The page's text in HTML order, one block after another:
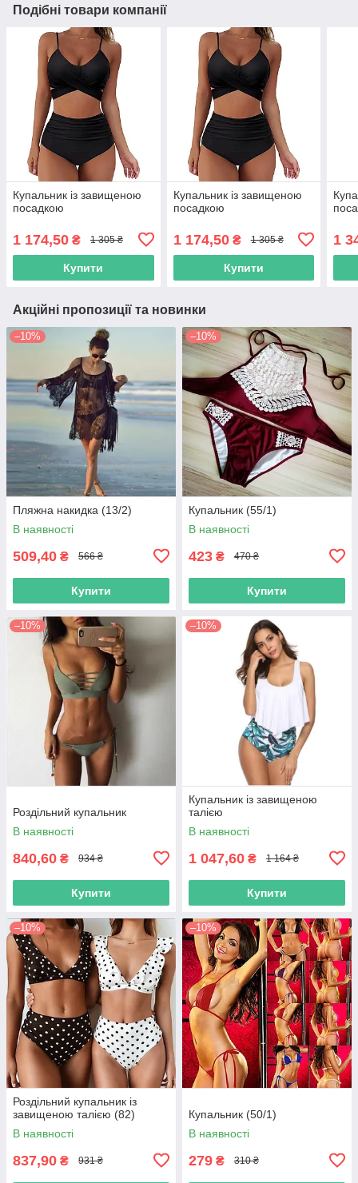
Подібні товари компанії
Купальник із завищеною
посадкою
1 174,50 ₴ 1 305 ₴
Купити
Купальник із завищеною
посадкою
1 174,50₴ 1 305 ₴
Купити
1
Акційні пропозиції та новинки
–10%
Пляжна накидка (13/2)
В наявності
509,40 ₴ 566 ₴
Купити
–10%
Купальник (55/1)
В наявності
423 ₴ 470 ₴
Купити
–10%
Роздільний купальник
В наявності
840,60 ₴ 934 ₴
Купити
–10%
Купальник із завищеною
талією
В наявності
1 047,60 ₴ 1 164 ₴
Купити
–10%
Роздільний купальник із
завищеною талією (82)
В наявності
837,90 ₴ 931 ₴
–10%
Купальник (50/1)
В наявності
279 ₴ 310 ₴